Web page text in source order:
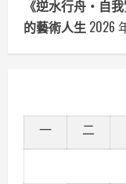
《逆水行舟・自
的藝術人生 2026
一 二